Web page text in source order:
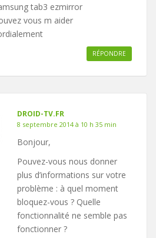
tab3 ezmirror
vous m aider
RÉPONDRE
DROID-TV.FR
8 septembre 2014 à 10 h 35 min
Bonjour,
Pouvez-vous nous donner
plus d’informations sur votre
problème : à quel moment
bloquez-vous ? Quelle
fonctionnalité ne semble pas
fonctionner ?